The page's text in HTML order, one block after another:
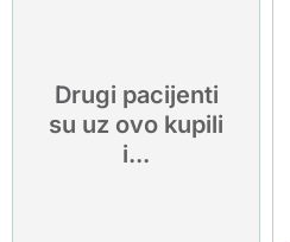
Drugi pacijenti
su uz ovo kupili
i...